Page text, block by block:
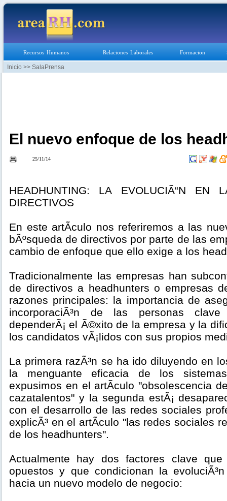
Recursos Humanos Relaciones Laborales Formacion
Inicio >> SalaPrensa
El nuevo enfoque de los
25/11/14
HEADHUNTING: LA EVOLUCIÃ“N EN
DIRECTIVOS
En este artÃ­culo nos referiremos a las
bÃºsqueda de directivos por parte de las
cambio de enfoque que ello exige a los
Tradicionalmente las empresas han
de directivos a headhunters o empresas
razones principales: la importancia de
incorporaciÃ³n de las personas
dependerÃ¡ el Ã©xito de la empresa y la
los candidatos vÃ¡lidos con sus propios
La primera razÃ³n se ha ido diluyendo en
la menguante eficacia de los
expusimos en el artÃ­culo "obsolescencia
cazatalentos" y la segunda estÃ¡
con el desarrollo de las redes sociales
explicÃ³ en el artÃ­culo "las redes sociales
de los headhunters".
Actualmente hay dos factores clave
opuestos y que condicionan la
hacia un nuevo modelo de negocio: